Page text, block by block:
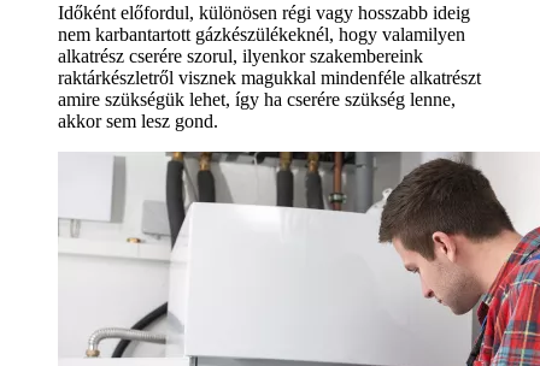
Időként előfordul, különösen régi vagy hosszabb ideig
nem karbantartott gázkészülékeknél, hogy valamilyen
alkatrész cserére szorul, ilyenkor szakembereink
raktárkészletről visznek magukkal mindenféle alkatrészt
amire szükségük lehet, így ha cserére szükség lenne,
akkor sem lesz gond.